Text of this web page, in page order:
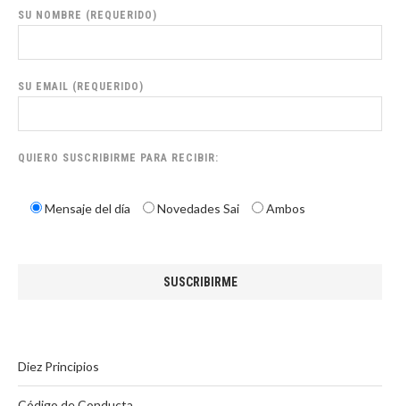
SU NOMBRE (REQUERIDO)
SU EMAIL (REQUERIDO)
QUIERO SUSCRIBIRME PARA RECIBIR:
Mensaje del día Novedades Sai Ambos
Diez Principios